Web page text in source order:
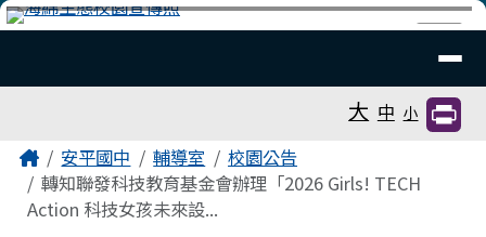
跳至主內容區
臺南市安平國中全球資訊網
大 中 小
主內容區域
Home安平國中 輔導室
校園公告
轉知聯發科技教育基金會辦理「2026 Girls! TECH
Action 科技女孩未來設...
頁尾區域